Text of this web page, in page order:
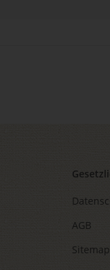
AGB
Sitemap